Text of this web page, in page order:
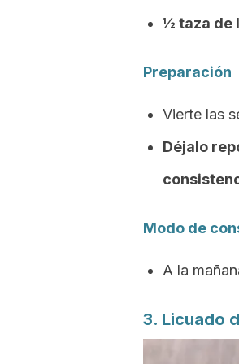
½ taza de
Preparación
Vierte las
Déjalo
Modo de
A la
3. Licuado